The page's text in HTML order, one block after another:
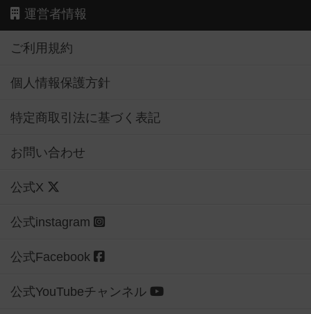
運営者情報
ご利用規約
個人情報保護方針
特定商取引法に基づく表記
お問い合わせ
公式X
公式instagram
公式Facebook
公式YouTubeチャンネル